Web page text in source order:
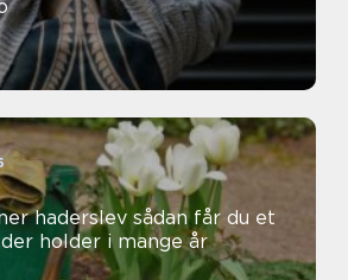
sådan får du et
holder i mange år